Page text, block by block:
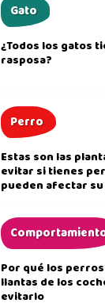
Gato
¿Todos los gatos
rasposa?
Perro
Estas son las
evitar si tienes
pueden afectar
Por qué los
llantas de los
evitarlo